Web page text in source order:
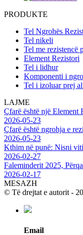
PRODUKTE
Tel Ngrohës
Tel nikeli
Tel me rezistencë
Element Rezistori
Tel i lidhur
Komponenti i
Tel i izoluar prej
LAJME
Çfarë është një Element
2026-05-23
Çfarë është ngrohja e
2026-05-23
Kthim në punë: Nisni
2026-02-27
Faleminderit 2025,
2026-02-17
MESAZH
© Të drejtat e autorit -
Email